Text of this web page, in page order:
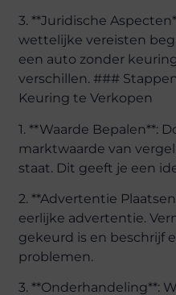
3. **Juridische
wettelijke vereisten
een auto zonder
verschillen. ###
Keuring te Verkopen
1. **Waarde Bepalen**:
marktwaarde van
staat. Dit geeft je een
2. **Advertentie
eerlijke advertentie.
gekeurd is en beschrijf
problemen.
3. **Onderhandeling**: